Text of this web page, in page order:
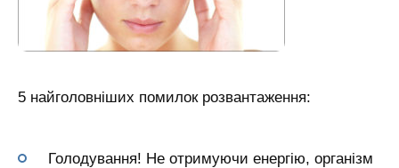
5 найголовніших помилок розвантаження:
Голодування! Не отримуючи енергію, організм